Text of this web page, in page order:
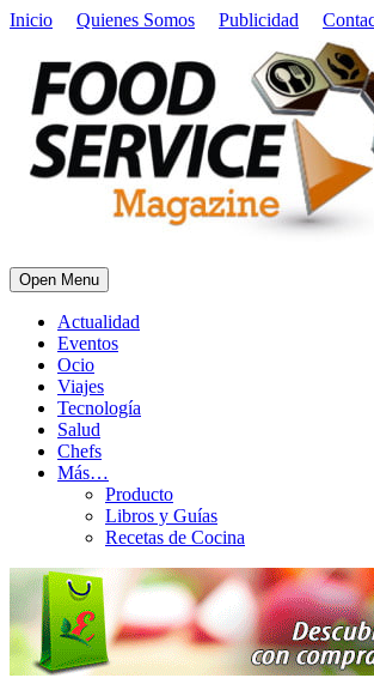
Inicio Quienes Somos Publicidad
Open Menu
Actualidad
Eventos
Ocio
Viajes
Tecnología
Salud
Chefs
Más…
Producto
Libros y Guías
Recetas de Cocina